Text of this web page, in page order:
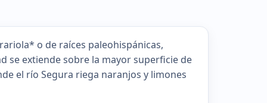
o de raíces paleohispánicas,
se extiende sobre la mayor superficie de
el río Segura riega naranjos y limones